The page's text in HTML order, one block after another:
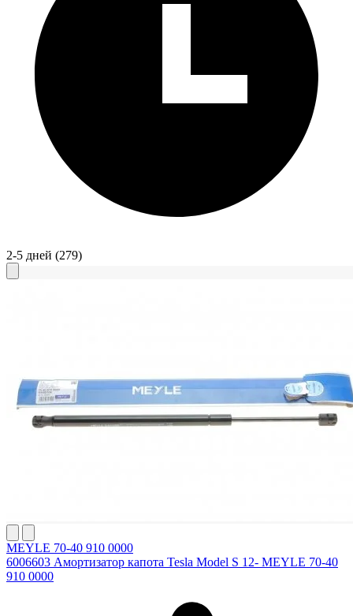
2-5 дней (279)
MEYLE 70-40 910 0000
6006603 Амортизатор капота Tesla Model S 12- MEYLE 70-40
910 0000